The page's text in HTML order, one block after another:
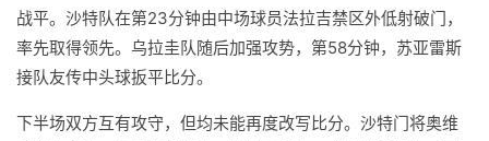
战平。沙特队在第23分钟由中场球员法拉吉禁区外低射破门，
率先取得领先。乌拉圭队随后加强攻势，第58分钟，苏亚雷斯
接队友传中头球扳平比分。
下半场双方互有攻守，但均未能再度改写比分。沙特门将奥维